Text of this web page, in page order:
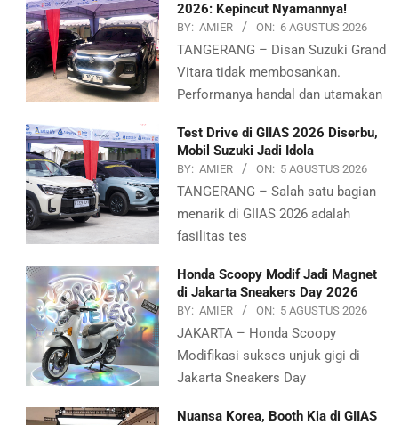
2026: Kepincut Nyamannya!
BY: AMIER ON: 6 AGUSTUS 2026
TANGERANG – Disan Suzuki Grand
Vitara tidak membosankan.
Performanya handal dan utamakan
Test Drive di GIIAS 2026 Diserbu,
Mobil Suzuki Jadi Idola
BY: AMIER ON: 5 AGUSTUS 2026
TANGERANG – Salah satu bagian
menarik di GIIAS 2026 adalah
fasilitas tes
Honda Scoopy Modif Jadi Magnet
di Jakarta Sneakers Day 2026
BY: AMIER ON: 5 AGUSTUS 2026
JAKARTA – Honda Scoopy
Modifikasi sukses unjuk gigi di
Jakarta Sneakers Day
Nuansa Korea, Booth Kia di GIIAS